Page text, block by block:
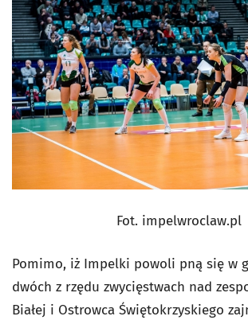
Fot. impelwroclaw.pl
Pomimo, iż Impelki powoli pną się w
dwóch z rzędu zwycięstwach nad
Białej i Ostrowca Świętokrzyskiego